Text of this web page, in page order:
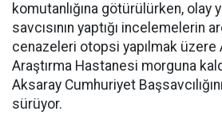
komutanlığına götürülürken, olay
savcısının yaptığı incelemelerin
cenazeleri otopsi yapılmak üzere
Araştırma Hastanesi morguna
Aksaray Cumhuriyet
sürüyor.